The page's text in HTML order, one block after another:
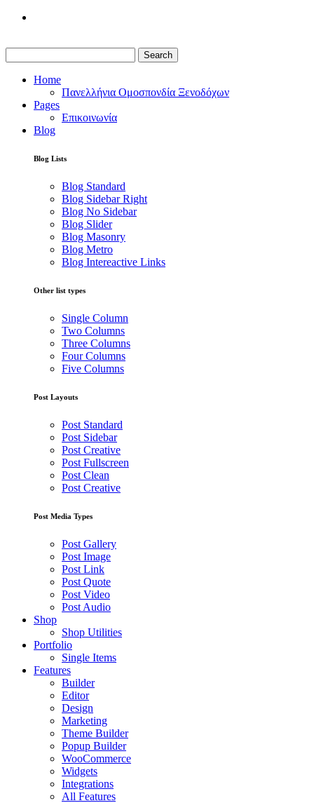
Search
Home
Πανελλήνια Ομοσπονδία Ξενοδόχων
Pages
Επικοινωνία
Blog
Blog Lists
Blog Standard
Blog Sidebar Right
Blog No Sidebar
Blog Slider
Blog Masonry
Blog Metro
Blog Intereactive Links
Other list types
Single Column
Two Columns
Three Columns
Four Columns
Five Columns
Post Layouts
Post Standard
Post Sidebar
Post Creative
Post Fullscreen
Post Clean
Post Creative
Post Media Types
Post Gallery
Post Image
Post Link
Post Quote
Post Video
Post Audio
Shop
Shop Utilities
Portfolio
Single Items
Features
Builder
Editor
Design
Marketing
Theme Builder
Popup Builder
WooCommerce
Widgets
Integrations
All Features